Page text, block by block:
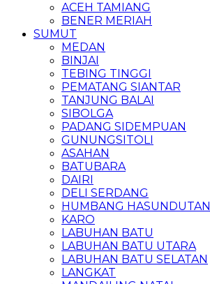
ACEH TAMIANG
BENER MERIAH
SUMUT
MEDAN
BINJAI
TEBING TINGGI
PEMATANG SIANTAR
TANJUNG BALAI
SIBOLGA
PADANG SIDEMPUAN
GUNUNGSITOLI
ASAHAN
BATUBARA
DAIRI
DELI SERDANG
HUMBANG HASUNDUTAN
KARO
LABUHAN BATU
LABUHAN BATU UTARA
LABUHAN BATU SELATAN
LANGKAT